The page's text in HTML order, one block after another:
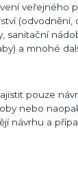
veřejného
sanitační
a mnohé
pouze
nebo
návrhu a